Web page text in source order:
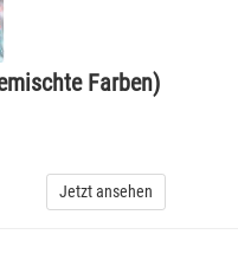
Farben)
Jetzt ansehen